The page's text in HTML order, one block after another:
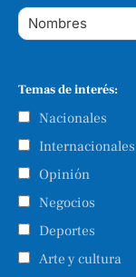
Temas de interés:
Nacionales
Internacionales
Opinión
Negocios
Deportes
Arte y cultura